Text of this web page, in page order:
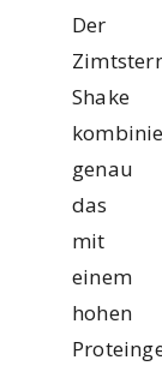
Der
Shake
genau
das
mit
einem
hohen